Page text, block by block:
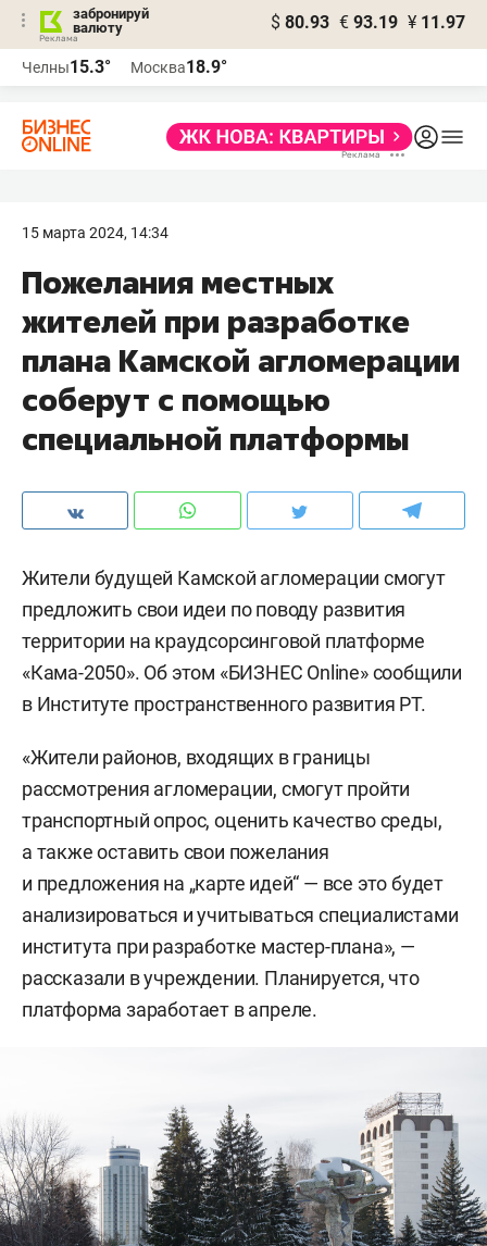
забронируй
валюту
$ 80.93 € 93.19 ¥ 11.97
Челны15.3° Москва18.9°
15 марта 2024, 14:34
Пожелания местных
жителей при разработке
плана Камской агломерации
соберут с помощью
специальной платформы
Жители будущей Камской агломерации смогут
предложить свои идеи по поводу развития
территории на краудсорсинговой платформе
«Кама-2050». Об этом «БИЗНЕС Online» сообщили
в Институте пространственного развития РТ.
«Жители районов, входящих в границы
рассмотрения агломерации, смогут пройти
транспортный опрос, оценить качество среды,
а также оставить свои пожелания
и предложения на „карте идей“ — все это будет
анализироваться и учитываться специалистами
института при разработке мастер-плана», —
рассказали в учреждении. Планируется, что
платформа заработает в апреле.